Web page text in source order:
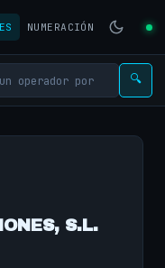
NUMERACIÓN
🔍
S.L.